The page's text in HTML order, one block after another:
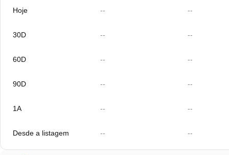
Hoje -- --
30D -- --
60D -- --
90D -- --
1A -- --
Desde a listagem -- --